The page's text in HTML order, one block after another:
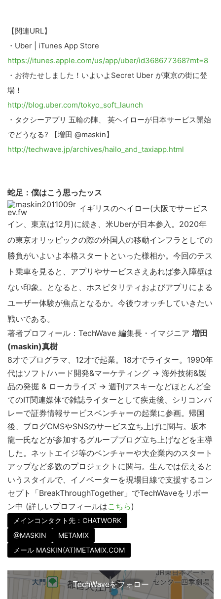
【関連URL】
・Uber | iTunes App Store
https://itunes.apple.com/us/app/uber/id368677368?mt=8
・お待たせしました！いよいよSecret Uber が東京の街に登
場！
http://blog.uber.com/tokyo_soft_launch
・タクシーアプリ 五輪の陣、 英ヘイローが日本サービス開始
でどうなる? 【増田 @maskin】
http://techwave.jp/archives/hailo_and_taxiapp.html
蛇足：僕はこう思ったッス
イギリスのヘイロー(大阪でサービス
イン、東京は12月)に続き、米Uberが日本参入。2020年
の東京オリッピックの際の外国人の移動インフラとしての
勝負がいよいよ本格スタートといった様相か。今回のテス
ト乗車を見ると、アプリやサービスさえあれば参入障壁は
ない印象。となると、ホスピタリティおよびアプリによる
ユーザー体験が焦点となるか。今後ウオッチしていきたい
戦いである。
著者プロフィール：TechWave 編集長・イマジニア 増田
(maskin)真樹
8才でプログラマ、12才で起業。18才でライター。1990年
代はソフト/ハード開発&マーケティング → 海外技術&製
品の発掘 & ローカライズ → 週刊アスキーなどほとんど全
てのIT関連媒体で雑誌ライターとして疾走後、シリコンバ
レーで証券情報サービスベンチャーの起業に参画。帰国
後、ブログCMSやSNSのサービス立ち上げに関与。坂本
龍一氏などが参加するグループブログ立ち上げなどを主導
した。ネットエイジ等のベンチャーや大企業内のスタート
アップなど多数のプロジェクトに関与。生んでは伝えると
いうスタイルで、イノベーターを現場目線で支援するコン
セプト「BreakThroughTogether」でTechWaveをリボー
ン中 (詳しいプロフィールはこちら)
メインコンタクト先：CHATWORK
@MASKIN
METAMIX
メール MASKIN(AT)METAMIX.COM
TechWaveをフォロー
こ
の
を
す
る